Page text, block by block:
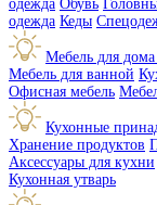
одежда Обувь
одежда Кеды
Мебель для
Мебель для ванной
Офисная мебель
Кухонные
Хранение продуктов
Аксессуары для кухни
Кухонная утварь